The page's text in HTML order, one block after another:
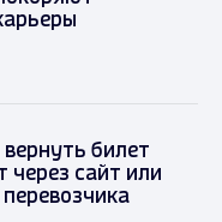
вернуть билет
через сайт или